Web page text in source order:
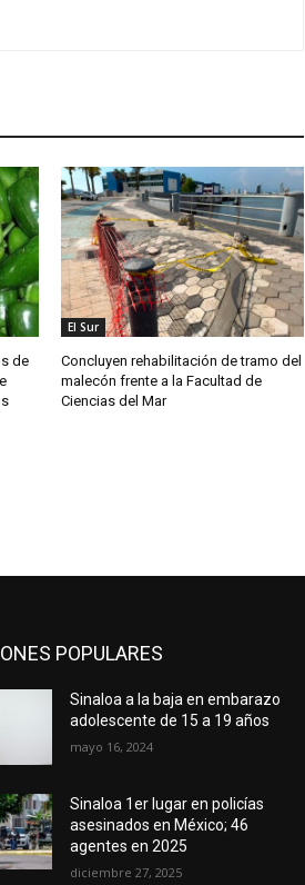
de
El Sur
Concluyen rehabilitación de tramo del
malecón frente a la Facultad de
Ciencias del Mar
POPULARES
Sinaloa a la baja en embarazo
adolescente de 15 a 19 años
mayo 16, 2024
Sinaloa 1er lugar en policías
asesinados en México; 46
agentes en 2025
diciembre 27, 2025